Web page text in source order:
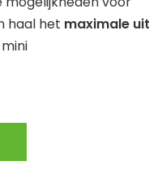
haal het maximale uit